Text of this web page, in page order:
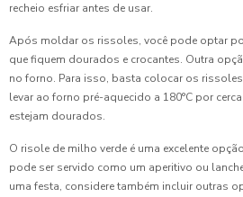
recheio esfriar antes de usar.
Após moldar os rissoles, você pode optar
que fiquem dourados e crocantes. Outra
no forno. Para isso, basta colocar os
levar ao forno pré-aquecido a 180°C por
estejam dourados.
O risole de milho verde é uma excelente
pode ser servido como um aperitivo ou
uma festa, considere também incluir outras